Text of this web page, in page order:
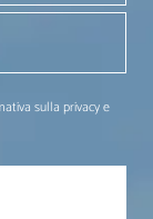
sulla privacy e